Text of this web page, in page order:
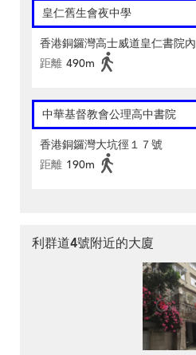
皇仁舊生會夜中學
香港銅鑼灣高士威道皇仁書院內
距離 490m
中華基督教會公理高中書院
香港銅鑼灣大坑徑１７號
距離 190m
利群道4號附近的大廈